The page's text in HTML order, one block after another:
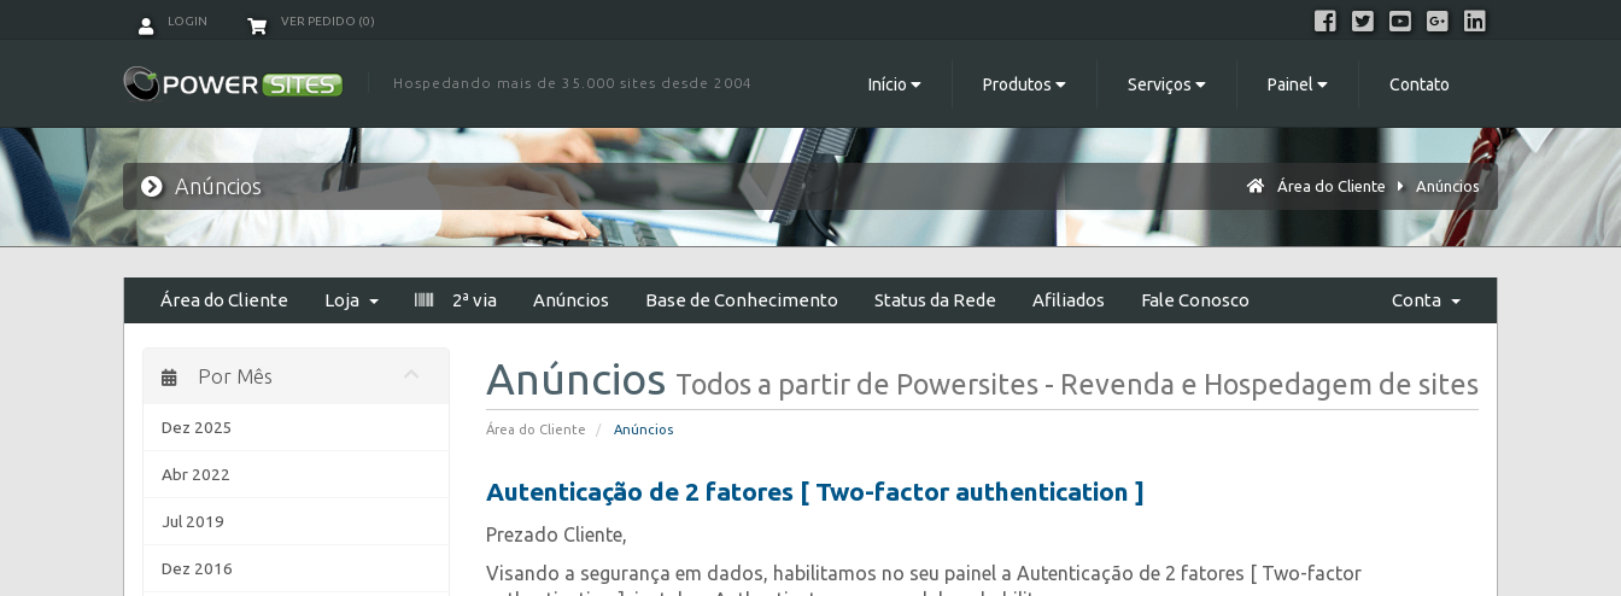
LOGIN VER PEDIDO (0)
Hospedando mais de 35.000 sites desde 2004 Início Produtos Serviços Painel Contato
Anúncios Área do Cliente Anúncios
Área do Cliente Loja 2ª via Anúncios Base de Conhecimento Status da Rede Afiliados Fale Conosco Conta
Anúncios Todos a partir de Powersites - Revenda e Hospedagem de sites
Área do Cliente Anúncios
Por Mês
Dez 2025
Abr 2022
Jul 2019
Dez 2016
Autenticação de 2 fatores [ Two-factor authentication ]
Prezado Cliente,
Visando a segurança em dados, habilitamos no seu painel a Autenticação de 2 fatores [ Two-factor